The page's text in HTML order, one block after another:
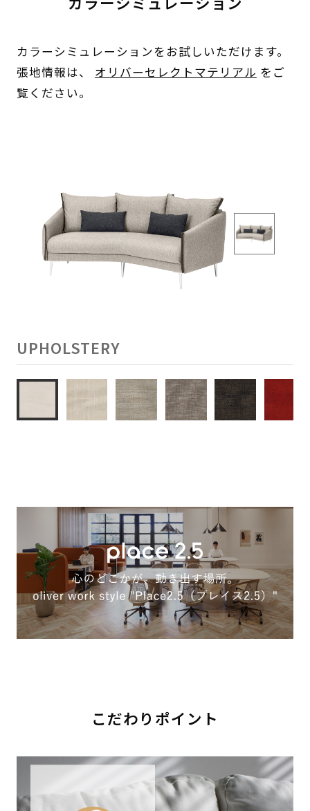
カラーシミュレーションをお試しいただけます。
張地情報は、 オリバーセレクトマテリアル をご
覧ください。
UPHOLSTERY
こだわりポイント